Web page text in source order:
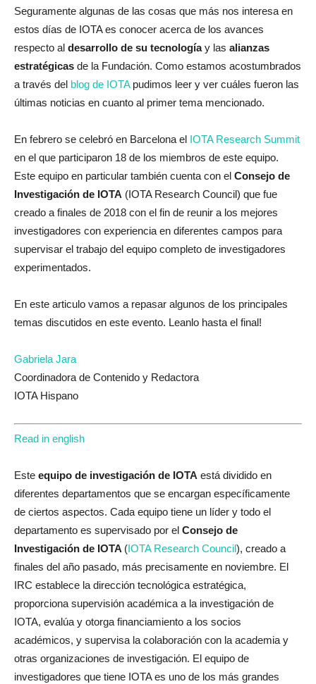
Seguramente algunas de las cosas que más nos interesa en
estos días de IOTA es conocer acerca de los avances
respecto al desarrollo de su tecnologíay las alianzas
estratégicas de la Fundación. Como estamos acostumbrados
a través del blog de IOTApudimos leer y ver cuáles fueron las
últimas noticias en cuanto al primer tema mencionado.
En febrero se celebró en Barcelona el IOTA Research Summit
en el que participaron 18 de los miembros de este equipo.
Este equipo en particular también cuenta con el Consejo de
Investigación de IOTA (IOTA Research Council) que fue
creado a finales de 2018 con el fin de reunir a los mejores
investigadores con experiencia en diferentes campos para
supervisar el trabajo del equipo completo de investigadores
experimentados.
En este articulo vamos a repasar algunos de los principales
temas discutidos en este evento. Leanlo hasta el final!
Gabriela Jara
Coordinadora de Contenido y Redactora
IOTA Hispano
Read in english
Este equipo de investigación de IOTA está dividido en
diferentes departamentos que se encargan específicamente
de ciertos aspectos. Cada equipo tiene un líder y todo el
departamento es supervisado por el Consejo de
Investigación de IOTA (IOTA Research Council), creado a
finales del año pasado, más precisamente en noviembre. El
IRC establece la dirección tecnológica estratégica,
proporciona supervisión académica a la investigación de
IOTA, evalúa y otorga financiamiento a los socios
académicos, y supervisa la colaboración con la academia y
otras organizaciones de investigación. El equipo de
investigadores que tiene IOTA es uno de los más grandes